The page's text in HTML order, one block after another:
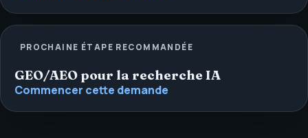
PROCHAINE ÉTAPE RECOMMANDÉE
GEO/AEO pour la recherche IA
Commencer cette demande